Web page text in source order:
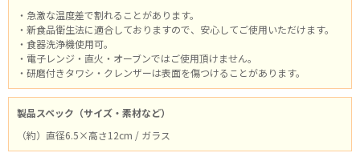
・急激な温度差で割れることがあります。
・新食品衛生法に適合しておりますので、安心してご使用いただけます。
・食器洗浄機使用可。
・電子レンジ・直火・オーブンではご使用頂けません。
・研磨付きタワシ・クレンザーは表面を傷つけることがあります。
製品スペック（サイズ・素材など）
（約）直径6.5×高さ12cm / ガラス